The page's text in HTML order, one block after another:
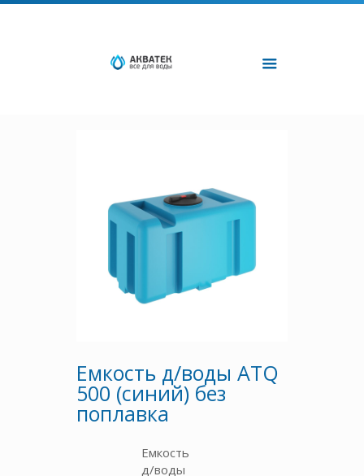
Емкость д/воды ATQ
500 (синий) без
поплавка
Емкость
д/воды